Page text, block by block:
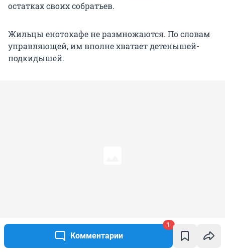
Комментарии
1
остатках своих собратьев.
Жильцы енотокафе не размножаются. По словам
управляющей, им вполне хватает детенышей-
подкидышей.
В енотокафе находят приют и другие звери, но при условии, что они